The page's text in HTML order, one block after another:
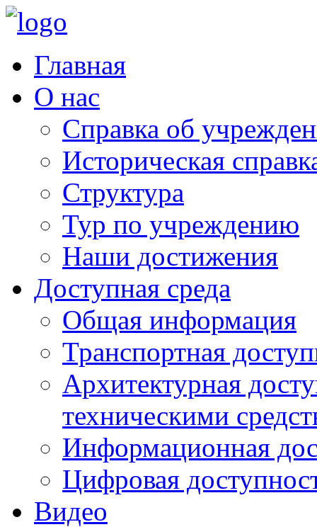
Главная
О нас
Справка об
Историческая
Структура
Тур по учреждению
Наши достижения
Доступная среда
Общая информация
Транспортная
Архитектурная
техническими
Информационная
Цифровая
Видео